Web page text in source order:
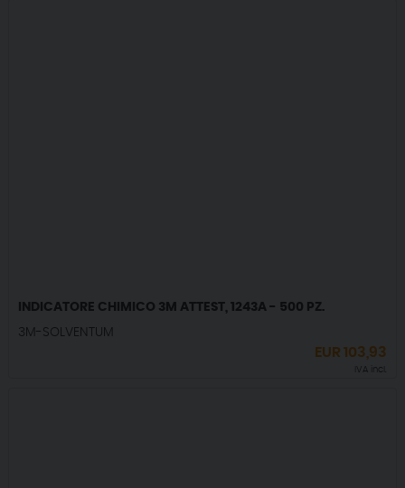
INDICATORE CHIMICO 3M ATTEST, 1243A - 500 PZ.
3M-SOLVENTUM
EUR103,93
IVA incl.